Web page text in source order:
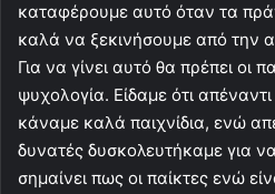
καταφέρουμε αυτό όταν τα
καλά να ξεκινήσουμε από την
Για να γίνει αυτό θα πρέπει οι
ψυχολογία. Είδαμε ότι
κάναμε καλά παιχνίδια, ενώ
δυνατές δυσκολευτήκαμε για
σημαίνει πως οι παίκτες ενώ